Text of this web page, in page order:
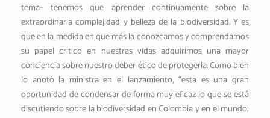
tema– tenemos que aprender continuamente sobre la
extraordinaria complejidad y belleza de la biodiversidad. Y es
que en la medida en que más la conozcamos y comprendamos
su papel crítico en nuestras vidas adquirimos una mayor
conciencia sobre nuestro deber ético de protegerla. Como bien
lo anotó la ministra en el lanzamiento, “esta es una gran
oportunidad de condensar de forma muy eficaz lo que se está
discutiendo sobre la biodiversidad en Colombia y en el mundo;